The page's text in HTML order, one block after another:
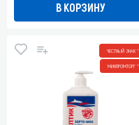
В КОРЗИНУ
ЧЕСТНЫЙ ЗНАК *
МИНПРОМТОРГ *